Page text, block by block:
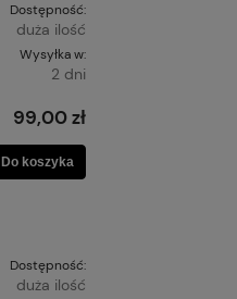
Dostępność:
duża ilość
Wysyłka w:
2 dni
99,00 zł
Do koszyka
Dostępność:
duża ilość